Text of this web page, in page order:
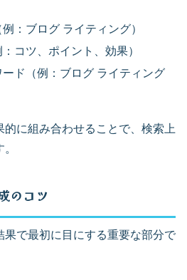
：ブログ ライティング）
コツ、ポイント、効果）
ド（例：ブログ ライティング
的に組み合わせることで、検索上
のコツ
果で最初に目にする重要な部分で